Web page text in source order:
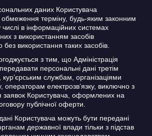
даних Користувача
обмеження терміну, будь-яким законним
в інформаційних системах
з використанням засобів
без використання таких засобів.
з тим, що Адміністрація
персональні дані третім
службам, організаціями
операторам електрозв’язку, виключно з
заявок Користувача, оформлених на
публічної оферти.
Користувача можуть бути передані
державної влади тільки з підстав